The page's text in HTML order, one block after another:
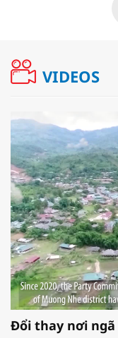
VIDEOS
Đổi thay nơi